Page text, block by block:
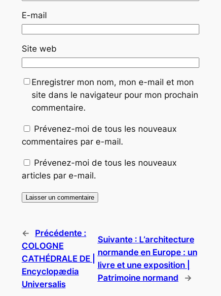
E-mail
Site web
Enregistrer mon nom, mon e-mail et mon
site dans le navigateur pour mon prochain
commentaire.
Prévenez-moi de tous les nouveaux
commentaires par e-mail.
Prévenez-moi de tous les nouveaux
articles par e-mail.
←
Précédente :
COLOGNE
CATHÉDRALE DE |
Encyclopædia
Universalis
Suivante : L’architecture
normande en Europe : un
livre et une exposition |
Patrimoine normand
→